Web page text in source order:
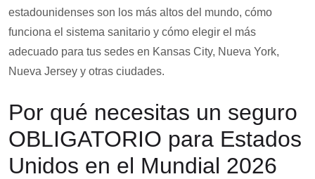
estadounidenses son los más altos del mundo, cómo
funciona el sistema sanitario y cómo elegir el más
adecuado para tus sedes en Kansas City, Nueva York,
Nueva Jersey y otras ciudades.
Por qué necesitas un seguro
OBLIGATORIO para Estados
Unidos en el Mundial 2026